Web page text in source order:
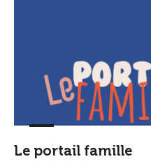
Le portail famille